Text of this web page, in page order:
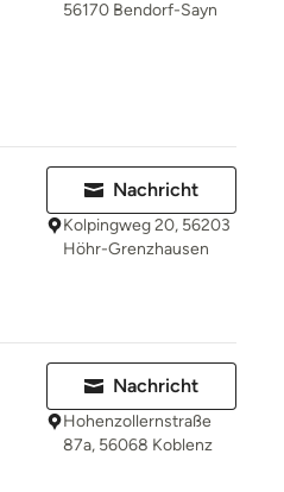
56170 Bendorf-Sayn
Nachricht
Kolpingweg 20, 56203
Höhr-Grenzhausen
Nachricht
Hohenzollernstraße
87a, 56068 Koblenz